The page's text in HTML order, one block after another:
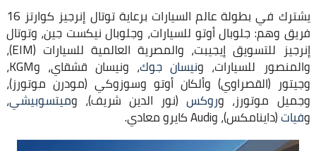
يشترك في بطولة عالم السيارات برعاية توتال إنرجيز كوارتز 16
فريق وهم: جلوبال أوتو للسيارات، وجلوبال نيكست جين، وتوتال
إنرجيز للتسويق إيجيبت، والمصرية العالمية للسيارات (EIM)،
والمنصور للسيارات، ونيسان جوك ، ونيسان قشقاي، وKGM،
وجيتور (القصراوي) وألكان أوتو وسوزوكي (مودرن موتورز)،
وجميل موتورز، وروكس(نور الدين شريف)، وميتسوبيشي،
وفيات(داينامكس)، وAudi كايرو معادي.